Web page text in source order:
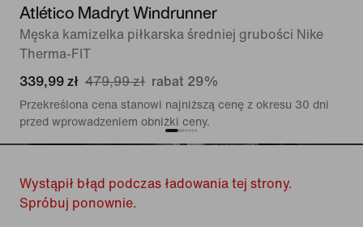
Atlético Madryt Windrunner
Męska kamizelka piłkarska średniej grubości Nike
Therma-FIT
339,99 zł 479,99 zł rabat 29%
Przekreślona cena stanowi najniższą cenę z okresu 30 dni
przed wprowadzeniem obniżki ceny.
Wystąpił błąd podczas ładowania tej strony.
Spróbuj ponownie.